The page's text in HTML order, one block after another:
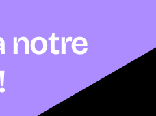
notre